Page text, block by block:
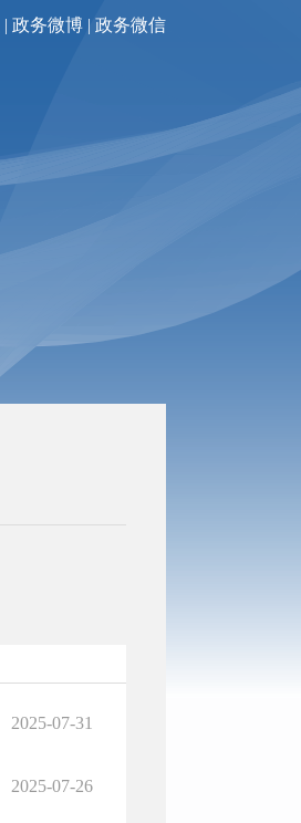
| 政务微博 | 政务微信
2025-07-31
2025-07-26